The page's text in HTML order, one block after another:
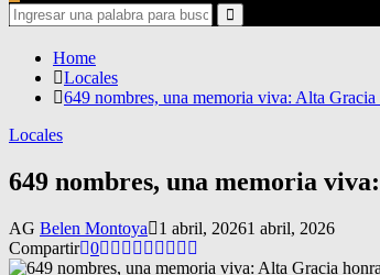
Search
for:
Search
Home
Locales
649 nombres, una memoria viva: Alta
Locales
649 nombres, una memoria
AG Belen Montoya 1 abril, 20261 abril, 2026
Compartir 0